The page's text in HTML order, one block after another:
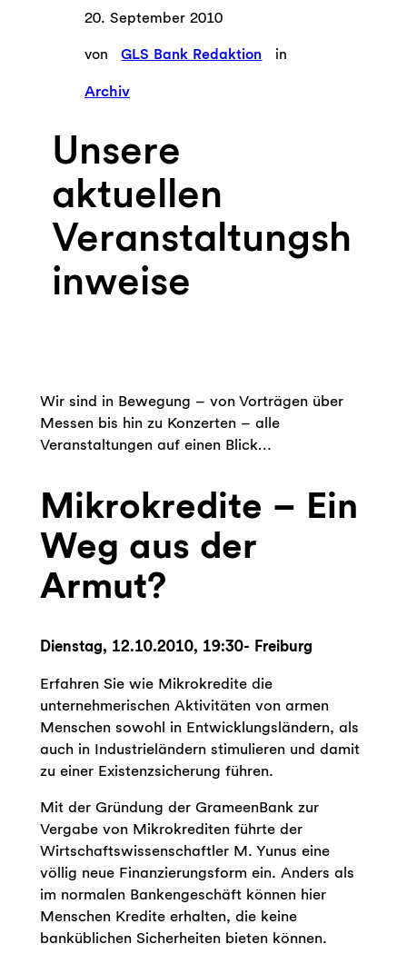
20. September 2010
von GLS Bank Redaktion in
Archiv
Unsere
aktuellen
Veranstaltungsh
inweise
Wir sind in Bewegung – von Vorträgen über
Messen bis hin zu Konzerten – alle
Veranstaltungen auf einen Blick…
Mikrokredite – Ein
Weg aus der
Armut?
Dienstag, 12.10.2010, 19:30- Freiburg
Erfahren Sie wie Mikrokredite die
unternehmerischen Aktivitäten von armen
Menschen sowohl in Entwicklungsländern, als
auch in Industrieländern stimulieren und damit
zu einer Existenzsicherung führen.
Mit der Gründung der GrameenBank zur
Vergabe von Mikrokrediten führte der
Wirtschaftswissenschaftler M. Yunus eine
völlig neue Finanzierungsform ein. Anders als
im normalen Bankengeschäft können hier
Menschen Kredite erhalten, die keine
banküblichen Sicherheiten bieten können.